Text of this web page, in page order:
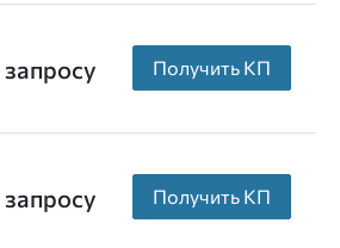
Получить КП
Получить КП